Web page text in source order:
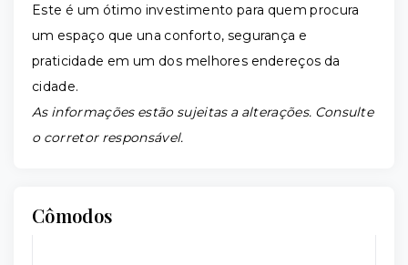
Este é um ótimo investimento para quem procura
um espaço que una conforto, segurança e
praticidade em um dos melhores endereços da
cidade.
As informações estão sujeitas a alterações. Consulte
o corretor responsável.
Cômodos